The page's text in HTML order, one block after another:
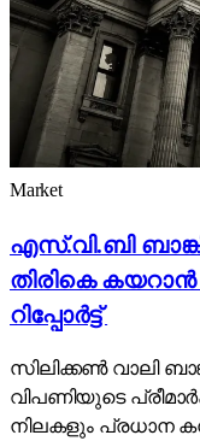
Market
എസ്.വി.ബി
തിരികെ കയറാൻ
റിപ്പോർട്ട്
സിലിക്കൺ വാലി
വിപണിയുടെ
നിലകളും പ്രധാന